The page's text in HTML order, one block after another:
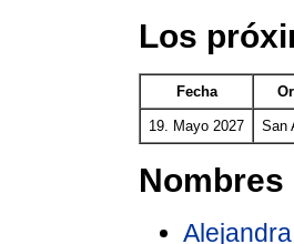
Los
Fecha
19. Mayo 2027 San
Alejandra